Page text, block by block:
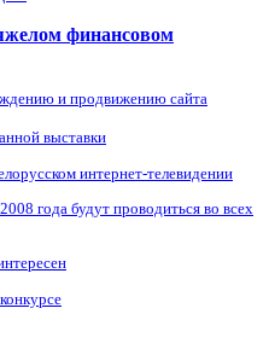
финансовом
и продвижению сайта
выставки
интернет-телевидении
года будут проводиться во всех